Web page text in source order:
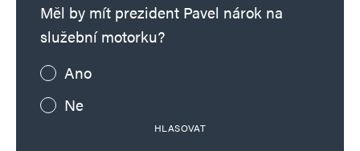
Měl by mít prezident Pavel nárok na
služební motorku?
Ano
Ne
HLASOVAT